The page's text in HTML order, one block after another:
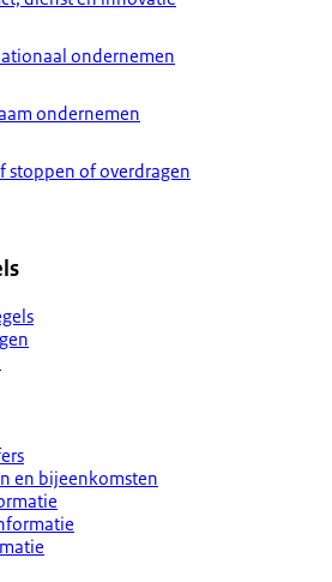
ondernemen
ondernemen
stoppen of overdragen
en bijeenkomsten